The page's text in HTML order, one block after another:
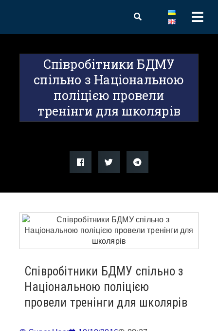
Співробітники БДМУ
спільно з Національною
поліцією провели
тренінги для школярів
Співробітники БДМУ спільно з
Національною поліцією
провели тренінги для школярів